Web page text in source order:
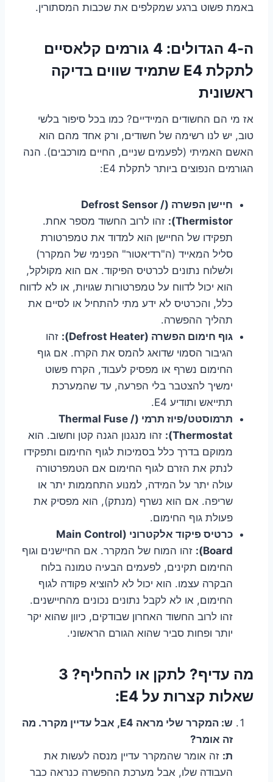
באמת פשוט ברגע שמקלפים את שכבות המסתורין.
ה-4 הגדולים: 4 גורמים קלאסיים
לתקלת E4 שתמיד שווים בדיקה
ראשונית
אז מי הם החשודים המיידיים? כמו בכל סיפור בלשי
טוב, יש לנו רשימה של חשודים, ורק אחד מהם הוא
האשם האמיתי (לפעמים שניים, החיים מורכבים). הנה
הגורמים הנפוצים ביותר לתקלת E4:
חיישן הפשרה (Defrost Sensor /
Thermistor):
זהו לרוב החשוד מספר אחת.
תפקידו של החיישן הוא למדוד את טמפרטורת
סליל המאייד (ה"רדיאטור" הפנימי של המקרר)
ולשלוח נתונים לכרטיס הפיקוד. אם הוא מקולקל,
הוא יכול לדווח על טמפרטורות שגויות, או לא לדווח
כלל, והכרטיס לא ידע מתי להתחיל או לסיים את
תהליך ההפשרה.
גוף חימום הפשרה (Defrost Heater):
זהו
הגיבור הסמוי שדואג להמס את הקרח. אם גוף
החימום נשרף או מפסיק לעבוד, הקרח פשוט
ימשיך להצטבר בלי הפרעה, עד שהמערכת
תתייאש ותודיע E4.
תרמוסטט/פיוז תרמי (Thermal Fuse /
Thermostat):
זהו מנגנון הגנה קטן וחשוב. הוא
ממוקם בדרך כלל בסמיכות לגוף החימום ותפקידו
לנתק את הזרם לגוף החימום אם הטמפרטורה
עולה יתר על המידה, למנוע התחממות יתר או
שריפה. אם הוא נשרף (מנתק), הוא מפסיק את
פעולת גוף החימום.
כרטיס פיקוד אלקטרוני (Main Control
Board):
זהו המוח של המקרר. אם החיישנים וגוף
החימום תקינים, לפעמים הבעיה טמונה בלוח
הבקרה עצמו. הוא יכול לא להוציא פקודה לגוף
החימום, או לא לקבל נתונים נכונים מהחיישנים.
זהו לרוב החשוד האחרון שבודקים, כיוון שהוא יקר
יותר ופחות סביר שהוא הגורם הראשוני.
מה עדיף? לתקן או להחליף? 3
שאלות קצרות על E4:
ש: המקרר שלי מראה E4, אבל עדיין מקרר. מה
זה אומר?
ת: זה אומר שהמקרר עדיין מנסה לעשות את
העבודה שלו, אבל מערכת ההפשרה כנראה כבר